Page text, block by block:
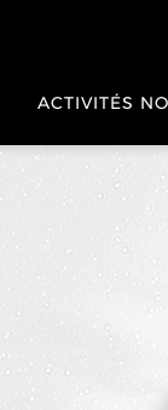
ACTIVITÉS